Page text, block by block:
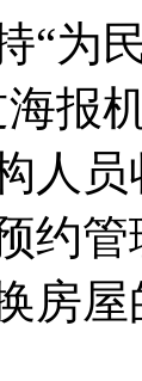
“为
报
人
约
房